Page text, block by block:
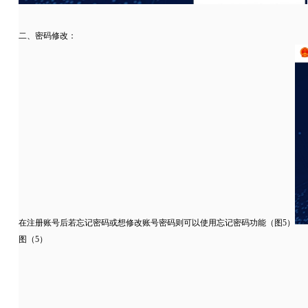
二、密码修改：
在注册账号后若忘记密码或想修改账号密码则可以使用忘记密码功能（图5）
图（5）